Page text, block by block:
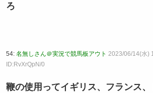
ろ
54: 名無しさん＠実況で競馬板アウト 2023/06/14(水)
ID:RvXrQpN/0
鞭の使用ってイギリス、フランス